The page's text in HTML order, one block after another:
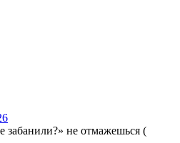
забанили?» не отмажешься (